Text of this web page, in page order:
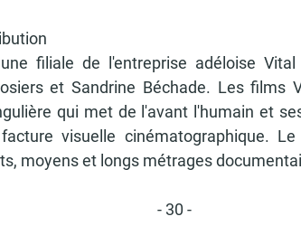
filiale de l'entreprise adéloise
et Sandrine Béchade. Les films
qui met de l'avant l'humain et
visuelle cinématographique.
moyens et longs métrages
- 30 -